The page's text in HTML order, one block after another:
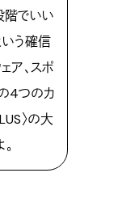
階でいい
いう確信
ア、スポ
4つのカ
〉の大